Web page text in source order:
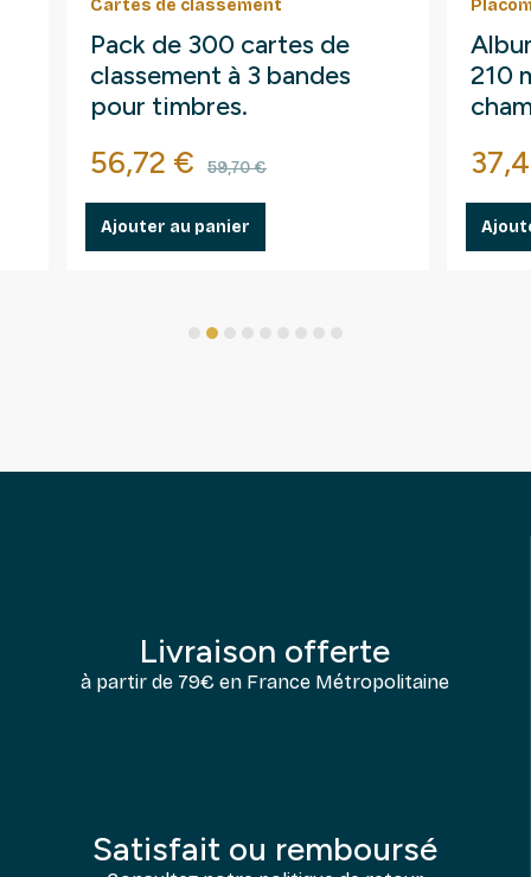
Cartes de classement
Pack de 300 cartes de
classement à 3 bandes
pour timbres.
Prix
56,72 € Prix de base
59,70 €
Ajouter au panier
210
Prix
Livraison offerte
à partir de 79€ en France Métropolitaine
Satisfait ou remboursé